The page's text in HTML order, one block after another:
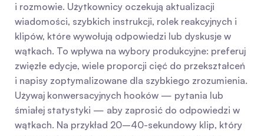
i rozmowie. Użytkownicy oczekują aktualizacji
wiadomości, szybkich instrukcji, rolek reakcyjnych i
klipów, które wywołują odpowiedzi lub dyskusje w
wątkach. To wpływa na wybory produkcyjne: preferuj
zwięzłe edycje, wiele proporcji cięć do przekształceń
i napisy zoptymalizowane dla szybkiego zrozumienia.
Używaj konwersacyjnych hooków — pytania lub
śmiałej statystyki — aby zaprosić do odpowiedzi w
wątkach. Na przykład 20–40-sekundowy klip, który